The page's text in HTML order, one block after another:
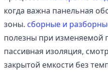
когда важна панельная
зоны. сборные и
полезны при изменяемой
пассивная изоляция,
закрытой емкости без